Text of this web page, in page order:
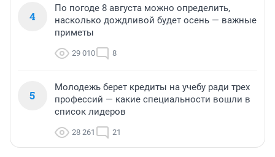
4
По погоде 8 августа можно определить,
насколько дождливой будет осень — важные
приметы
29 010 8
5
Молодежь берет кредиты на учебу ради трех
профессий — какие специальности вошли в
список лидеров
28 261 21